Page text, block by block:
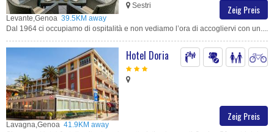
Zeig Preis
Sestri
Levante,Genoa 39.5KM away
Dal 1964 ci occupiamo di ospitalità e non vediamo l’ora di accogliervi con un....
Zeig Preis
Hotel Doria
Lavagna,Genoa 41.9KM away